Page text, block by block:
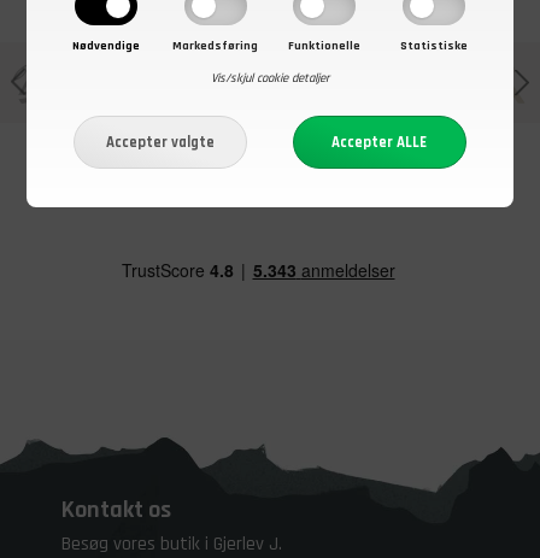
Nødvendige Markedsføring Funktionelle
Statistiske
Vis/skjul cookie detaljer
Kontakt os
Besøg vores butik i Gjerlev J.